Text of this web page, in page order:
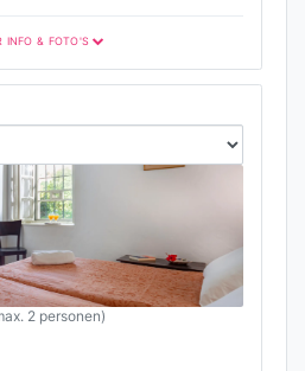
INFO & FOTO'S
2 personen)